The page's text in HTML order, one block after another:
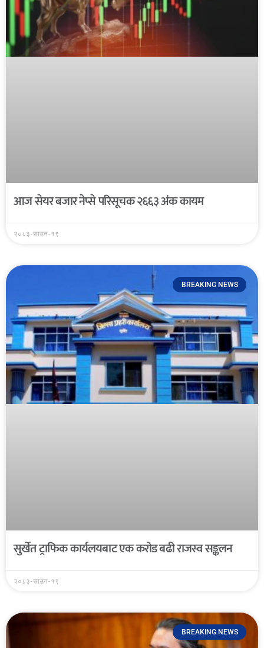
आज सेयर बजार नेप्से परिसूचक २६६३ अंक कायम
२०८३-साउन-१९
BREAKING NEWS
सुर्खेत ट्राफिक कार्यलयबाट एक करोड बढी राजस्व सङ्कलन
२०८३-साउन-१९
BREAKING NEWS